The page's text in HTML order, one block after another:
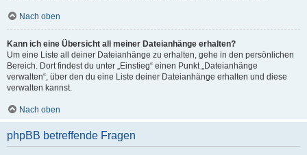
Nach oben
Kann ich eine Übersicht all meiner Dateianhänge erhalten?
Um eine Liste all deiner Dateianhänge zu erhalten, gehe in den persönlichen
Bereich. Dort findest du unter „Einstieg“ einen Punkt „Dateianhänge
verwalten“, über den du eine Liste deiner Dateianhänge erhalten und diese
verwalten kannst.
Nach oben
phpBB betreffende Fragen